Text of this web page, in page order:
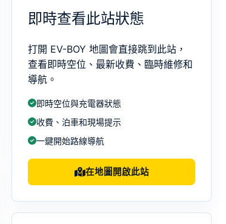
即時查看此站狀態
打開 EV-BOY 地圖會直接跳到此站，
查看即時空位、最新收費、臨時維修和
導航。
即時空位與充電器狀態
收費、泊車和現場提示
一鍵開始路線導航
在地圖開啟此站